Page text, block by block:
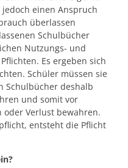
einen Anspruch
überlassen
Schulbücher
Nutzungs- und
Es ergeben sich
Schüler müssen sie
Schulbücher deshalb
und somit vor
oder Verlust bewahren.
entsteht die Pflicht